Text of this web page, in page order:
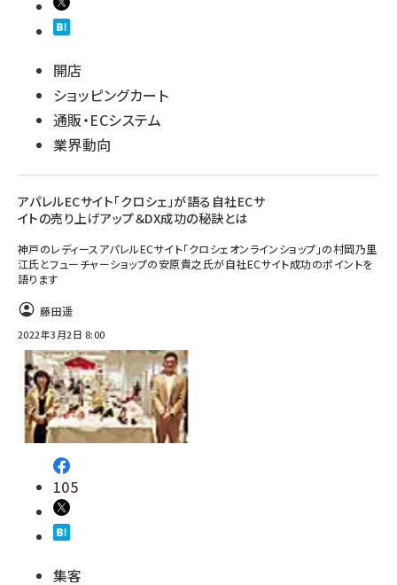
開店
ショッピングカート
通販・ECシステム
業界動向
アパレルECサイト「クロシェ」が語る自社ECサ
イトの売り上げアップ＆DX成功の秘訣とは
神戸のレディースアパレルECサイト「クロシェオンラインショップ」の村岡乃里
江氏とフューチャーショップの安原貴之氏が自社ECサイト成功のポイントを
語ります
藤田遥
2022年3月2日 8:00
105
集客